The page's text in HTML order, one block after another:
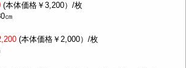
(本体価格￥3,200）/枚
㎝
(本体価格￥2,000）/枚